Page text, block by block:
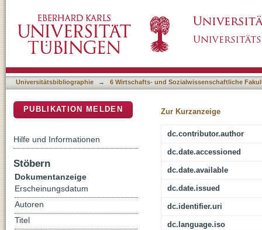
Universitätsbibliographie → 6 Wirtschafts- und Sozialwissenschaftliche
Zur Kurzanzeige
dc.contributor.author
dc.date.accessioned
dc.date.available
dc.date.issued
dc.identifier.uri
dc.language.iso
PUBLIKATION MELDEN
Hilfe und Informationen
Stöbern
Dokumentanzeige
Erscheinungsdatum
Autoren
Titel